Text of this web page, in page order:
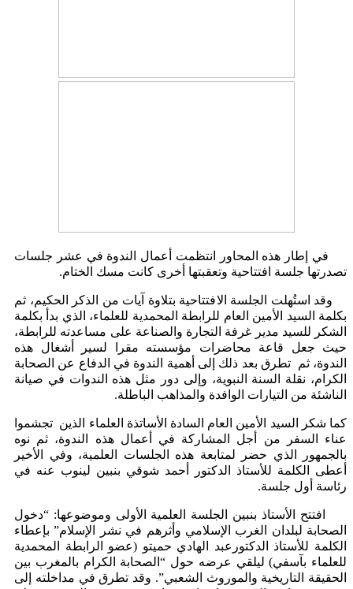
في إطار هذه المحاور انتظمت أعمال الندوة في عشر جلسات
تصدرتها جلسة افتتاحية وتعقبتها أخرى كانت مسك الختام.
وقد استُهلت الجلسة الافتتاحية بتلاوة آيات من الذكر الحكيم، ثم
بكلمة السيد الأمين العام للرابطة المحمدية للعلماء، الذي بدأ بكلمة
الشكر للسيد مدير غرفة التجارة والصناعة على مساعدته للرابطة،
حيث جعل قاعة محاضرات مؤسسته مقرا لسير أشغال هذه
الندوة، ثم تطرق بعد ذلك إلى أهمية الندوة في الدفاع عن الصحابة
الكرام، نقلة السنة النبوية، وإلى دور مثل هذه الندوات في صيانة
الناشئة من التيارات الوافدة والمذاهب الباطلة.
كما شكر السيد الأمين العام السادة الأساتذة العلماء الذين تجشموا
عناء السفر من أجل المشاركة في أعمال هذه الندوة، ثم نوه
بالجمهور الذي حضر لمتابعة هذه الجلسات العلمية، وفي الأخير
أعطى الكلمة للأستاذ الدكتور أحمد شوقي بنبين لينوب عنه في
رئاسة أول جلسة.
افتتح الأستاذ بنبين الجلسة العلمية الأولى وموضوعها: “دخول
الصحابة لبلدان الغرب الإسلامي وأثرهم في نشر الإسلام” بإعطاء
الكلمة للأستاذ الدكتورعبد الهادي حميتو (عضو الرابطة المحمدية
للعلماء بآسفي) ليلقي عرضه حول “الصحابة الكرام بالمغرب بين
الحقيقة التاريخية والموروث الشعبي”. وقد تطرق في مداخلته إلى